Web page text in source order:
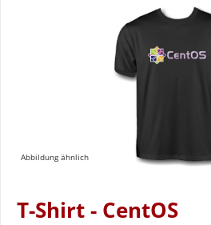
Abbildung ähnlich
T-Shirt - CentOS